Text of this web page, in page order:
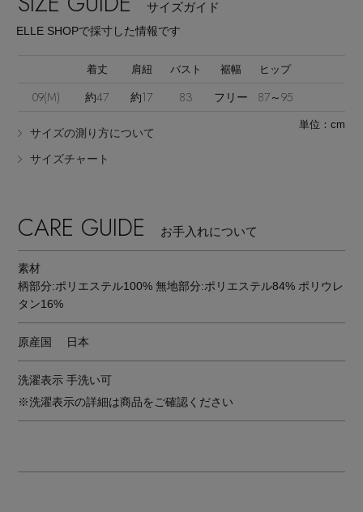
Stay in the Loop
サイズガイド
ELLE SHOPで採寸した情報です
着丈 肩紐 バスト 裾幅 ヒップ
09(M) 約47 約17 83 フリー 87～95
サイズの測り方について
サイズチャート
単位：cm
CARE GUIDE お手入れについて
素材
柄部分:ポリエステル100% 無地部分:ポリエステル84% ポリウレ
タン16%
原産国 日本
洗濯表示 手洗い可
※洗濯表示の詳細は商品をご確認ください